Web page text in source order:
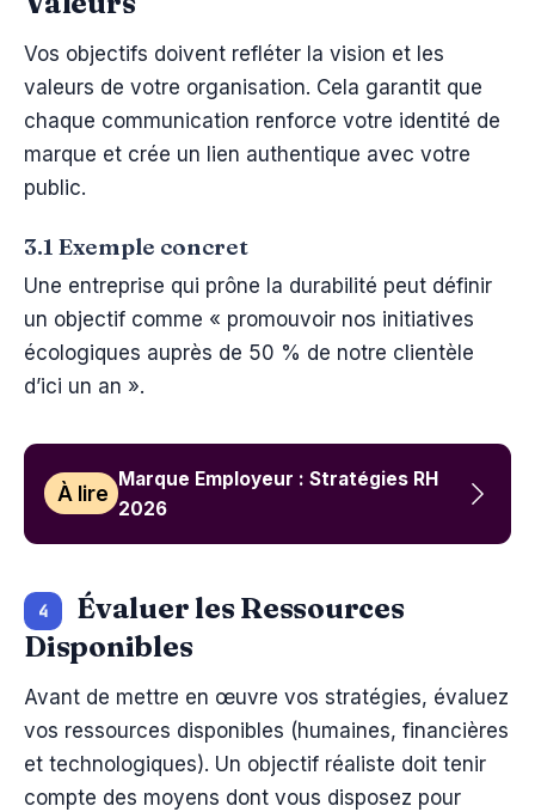
Vos objectifs doivent refléter la vision et les
valeurs de votre organisation. Cela garantit que
chaque communication renforce votre identité de
marque et crée un lien authentique avec votre
public.
3.1 Exemple concret
Une entreprise qui prône la durabilité peut définir
un objectif comme « promouvoir nos initiatives
écologiques auprès de 50 % de notre clientèle
d’ici un an ».
À lire
Marque Employeur : Stratégies RH
2026
4
Évaluer les Ressources
Disponibles
Avant de mettre en œuvre vos stratégies, évaluez
vos ressources disponibles (humaines, financières
et technologiques). Un objectif réaliste doit tenir
compte des moyens dont vous disposez pour